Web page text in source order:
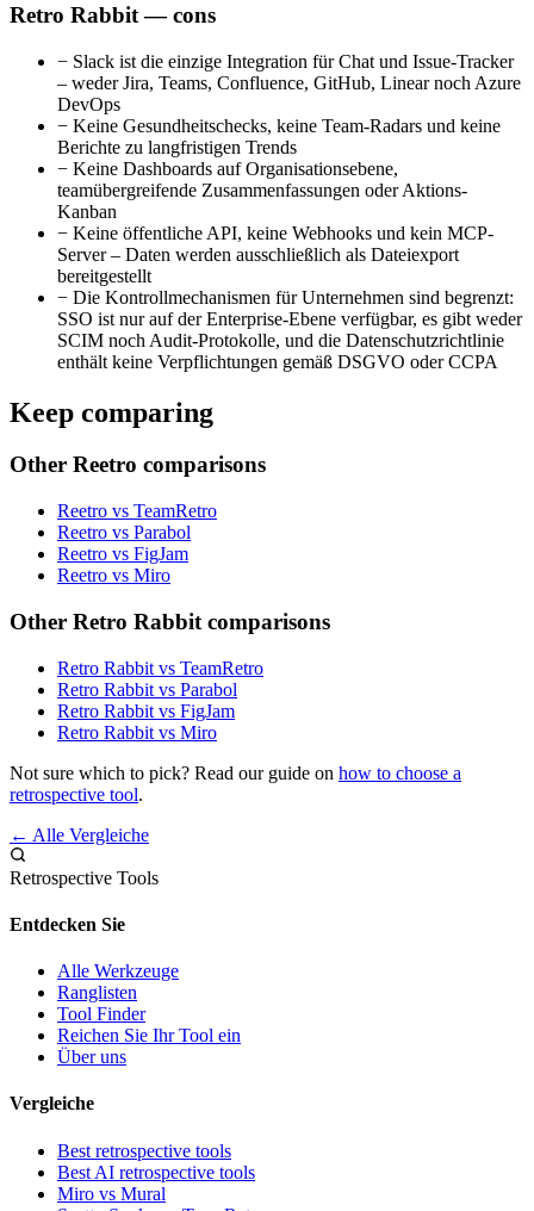
Retro Rabbit — cons
− Slack ist die einzige Integration für Chat und Issue-Tracker
– weder Jira, Teams, Confluence, GitHub, Linear noch Azure
DevOps
− Keine Gesundheitschecks, keine Team-Radars und keine
Berichte zu langfristigen Trends
− Keine Dashboards auf Organisationsebene,
teamübergreifende Zusammenfassungen oder Aktions-
Kanban
− Keine öffentliche API, keine Webhooks und kein MCP-
Server – Daten werden ausschließlich als Dateiexport
bereitgestellt
− Die Kontrollmechanismen für Unternehmen sind begrenzt:
SSO ist nur auf der Enterprise-Ebene verfügbar, es gibt weder
SCIM noch Audit-Protokolle, und die Datenschutzrichtlinie
enthält keine Verpflichtungen gemäß DSGVO oder CCPA
Keep comparing
Other Reetro comparisons
Reetro vs TeamRetro
Reetro vs Parabol
Reetro vs FigJam
Reetro vs Miro
Other Retro Rabbit comparisons
Retro Rabbit vs TeamRetro
Retro Rabbit vs Parabol
Retro Rabbit vs FigJam
Retro Rabbit vs Miro
Not sure which to pick? Read our guide on how to choose a
retrospective tool.
← Alle Vergleiche
Retrospective Tools
Entdecken Sie
Alle Werkzeuge
Ranglisten
Tool Finder
Reichen Sie Ihr Tool ein
Über uns
Vergleiche
Best retrospective tools
Best AI retrospective tools
Miro vs Mural